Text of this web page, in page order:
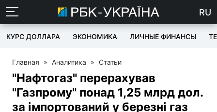
RU
КУРС ДОЛЛАРА ЭКОНОМИКА ЛИЧНЫЕ ФИНАНСЫ
Главная » Аналитика » Статьи
"Нафтогаз" перерахував
"Газпрому" понад 1,25 млрд дол.
за імпортований у березні газ